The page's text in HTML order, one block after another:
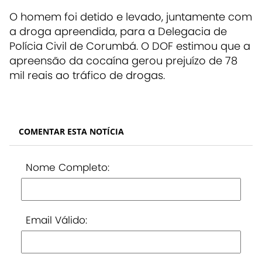
O homem foi detido e levado, juntamente com
a droga apreendida, para a Delegacia de
Polícia Civil de Corumbá. O DOF estimou que a
apreensão da cocaína gerou prejuízo de 78
mil reais ao tráfico de drogas.
COMENTAR ESTA NOTÍCIA
Nome Completo:
Email Válido: